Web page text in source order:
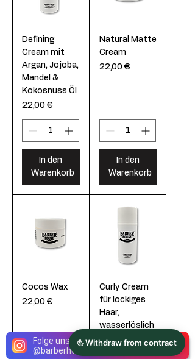
Folge uns gerne auf Instagram
@barberhouse.herrensalon
Defining
Cream mit
Argan, Jojoba,
Mandel &
Kokosnuss Öl
Preis
22,00 €
In den
Warenkorb
Natural Matte
Cream
Preis
22,00 €
In den
Warenkorb
Cocos Wax
Preis
22,00 €
Curly Cream
für lockiges
Haar,
wasserlöslich
Preis
22,00 €